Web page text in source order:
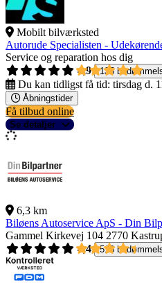
Mobilt bilværksted
Autorude Specialisten -
Service og reparation hos dig
4,9
135
Du kan tidligst få tid: tirsdag d.
Åbningstider
Få tilbud online
Se detaljer
6,3 km
Biløens Autoservice ApS - Din
Gammel Kirkevej 104 2770
4,4
518